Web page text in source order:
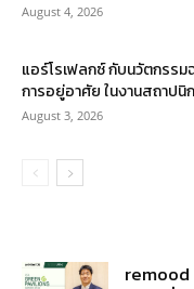
August 4, 2026
แอร์โรเฟลกซ์ กับนวัตกรร
การอยู่อาศัย ในงานสถาปนิ
August 3, 2026